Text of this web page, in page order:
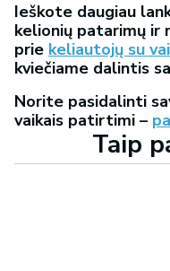
Ieškote daugiau
kelionių patarimų ir
prie keliautojų su
kviečiame dalintis
Norite pasidalinti
vaikais patirtimi –
Taip